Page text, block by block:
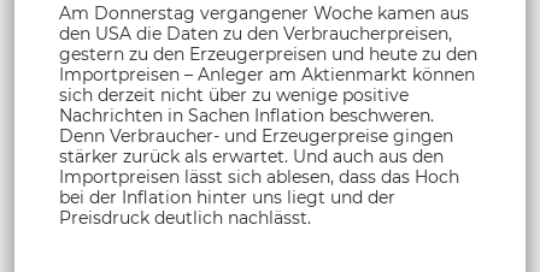
Am Donnerstag vergangener Woche kamen aus
den USA die Daten zu den Verbraucherpreisen,
gestern zu den Erzeugerpreisen und heute zu den
Importpreisen – Anleger am Aktienmarkt können
sich derzeit nicht über zu wenige positive
Nachrichten in Sachen Inflation beschweren.
Denn Verbraucher- und Erzeugerpreise gingen
stärker zurück als erwartet. Und auch aus den
Importpreisen lässt sich ablesen, dass das Hoch
bei der Inflation hinter uns liegt und der
Preisdruck deutlich nachlässt.